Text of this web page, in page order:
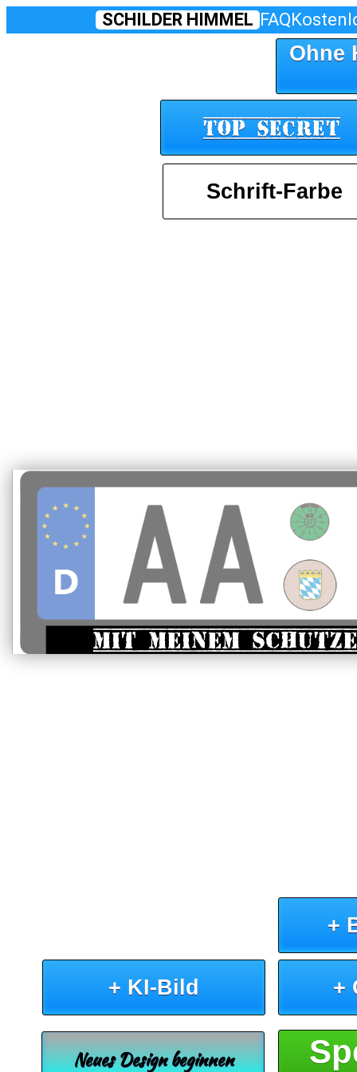
SCHILDER HIMMEL FAQ
Ohne
Top Secret
Schrift-Farbe
Mit meinem
+
+ KI-Bild +
Neues Design beginnen